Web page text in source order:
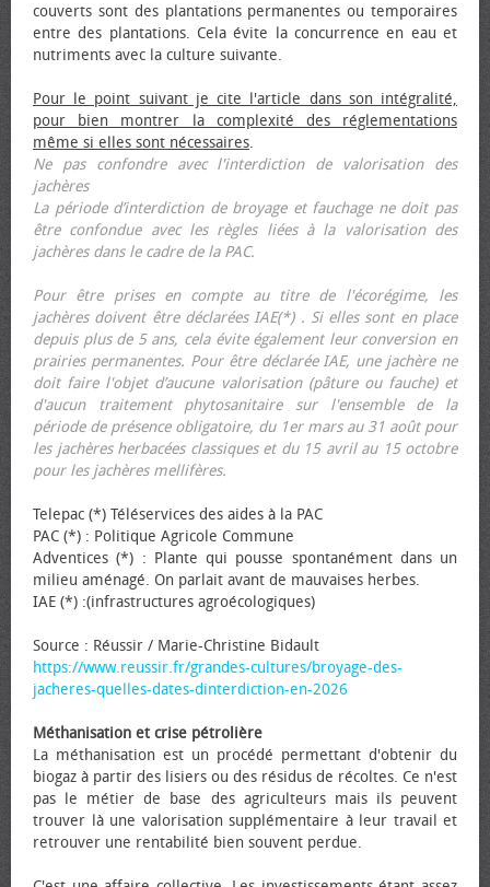
couverts sont des plantations permanentes ou temporaires
entre des plantations. Cela évite la concurrence en eau et
nutriments avec la culture suivante.
Pour le point suivant je cite l'article dans son intégralité,
pour bien montrer la complexité des réglementations
même si elles sont nécessaires.
Ne pas confondre avec l'interdiction de valorisation des
jachères
La période d’interdiction de broyage et fauchage ne doit pas
être confondue avec les règles liées à la valorisation des
jachères dans le cadre de la PAC.
Pour être prises en compte au titre de l'écorégime, les
jachères doivent être déclarées IAE(*) . Si elles sont en place
depuis plus de 5 ans, cela évite également leur conversion en
prairies permanentes. Pour être déclarée IAE, une jachère ne
doit faire l'objet d’aucune valorisation (pâture ou fauche) et
d'aucun traitement phytosanitaire sur l'ensemble de la
période de présence obligatoire, du 1er mars au 31 août pour
les jachères herbacées classiques et du 15 avril au 15 octobre
pour les jachères mellifères.
Telepac (*) Téléservices des aides à la PAC
PAC (*) : Politique Agricole Commune
Adventices (*) : Plante qui pousse spontanément dans un
milieu aménagé. On parlait avant de mauvaises herbes.
IAE (*) :(infrastructures agroécologiques)
Source : Réussir / Marie-Christine Bidault
https://www.reussir.fr/grandes-cultures/broyage-des-
jacheres-quelles-dates-dinterdiction-en-2026
Méthanisation et crise pétrolière
La méthanisation est un procédé permettant d'obtenir du
biogaz à partir des lisiers ou des résidus de récoltes. Ce n'est
pas le métier de base des agriculteurs mais ils peuvent
trouver là une valorisation supplémentaire à leur travail et
retrouver une rentabilité bien souvent perdue.